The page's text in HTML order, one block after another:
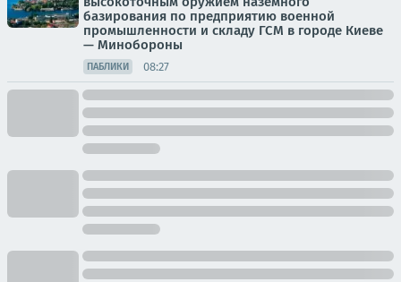
базирования по предприятию военной
промышленности и складу ГСМ в городе Киеве
— Минобороны
ПАБЛИКИ 08:27